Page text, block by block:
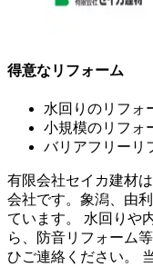
得意なリフォーム
水回りのリフォ
小規模のリフォ
バリアフリーリ
有限会社セイカ建材
会社です。象潟、由
ています。 水回りや
ら、防音リフォーム
ひご連絡ください。